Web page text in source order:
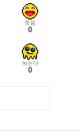
웃음
0
녹는다
0